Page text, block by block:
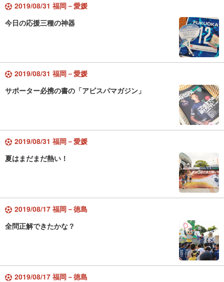
2019/08/31 福岡－愛媛
今日の応援三種の神器
2019/08/31 福岡－愛媛
サポーター必携の書の「アビスパマガジン」
2019/08/31 福岡－愛媛
夏はまだまだ熱い！
2019/08/17 福岡－徳島
全問正解できたかな？
2019/08/17 福岡－徳島